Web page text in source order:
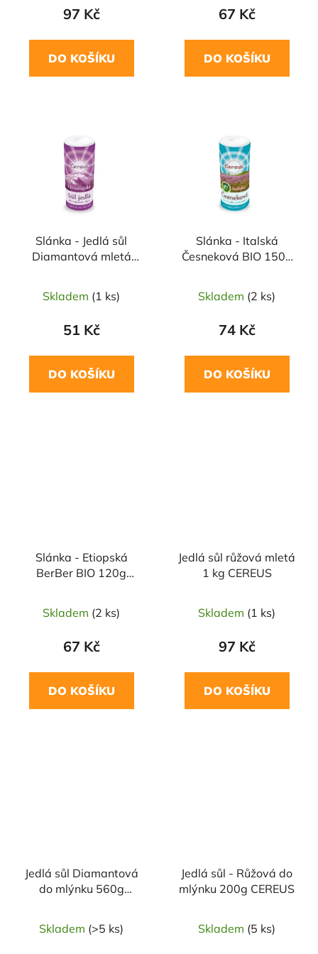
97 Kč
DO KOŠÍKU
67 Kč
DO KOŠÍKU
Slánka - Jedlá sůl
Diamantová mletá
Skladem (1 ks)
51 Kč
DO KOŠÍKU
Slánka - Italská
Česneková BIO 150g
Skladem (2 ks)
74 Kč
DO KOŠÍKU
Slánka - Etiopská
BerBer BIO 120g
Skladem (2 ks)
67 Kč
DO KOŠÍKU
Jedlá sůl růžová mletá
1 kg CEREUS
Skladem (1 ks)
97 Kč
DO KOŠÍKU
Jedlá sůl Diamantová
do mlýnku 560g
Skladem (>5 ks)
Jedlá sůl - Růžová do
mlýnku 200g CEREUS
Skladem (5 ks)